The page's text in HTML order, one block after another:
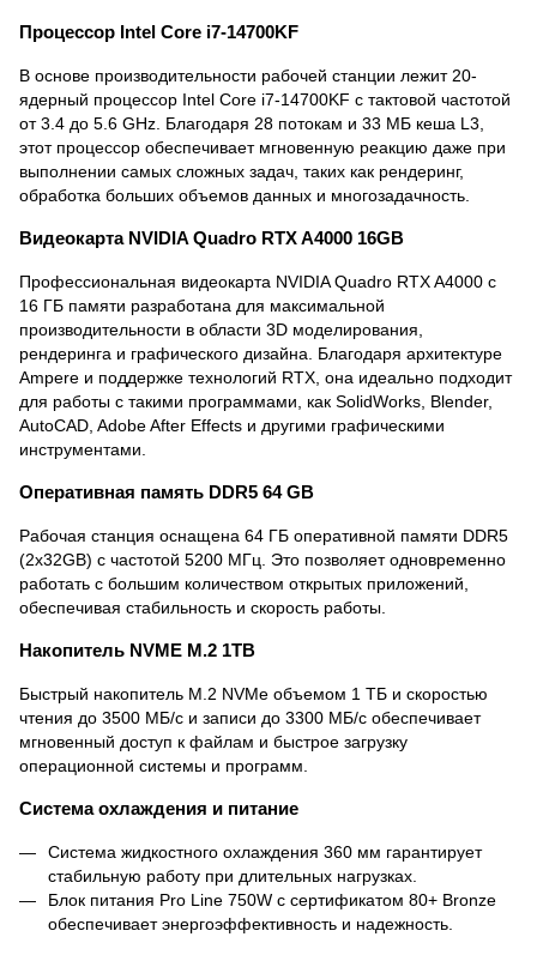
Процессор Intel Core i7-14700KF
В основе производительности рабочей станции лежит 20-
ядерный процессор Intel Core i7-14700KF с тактовой частотой
от 3.4 до 5.6 GHz. Благодаря 28 потокам и 33 МБ кеша L3,
этот процессор обеспечивает мгновенную реакцию даже при
выполнении самых сложных задач, таких как рендеринг,
обработка больших объемов данных и многозадачность.
Видеокарта NVIDIA Quadro RTX A4000 16GB
Профессиональная видеокарта NVIDIA Quadro RTX A4000 с
16 ГБ памяти разработана для максимальной
производительности в области 3D моделирования,
рендеринга и графического дизайна. Благодаря архитектуре
Ampere и поддержке технологий RTX, она идеально подходит
для работы с такими программами, как SolidWorks, Blender,
AutoCAD, Adobe After Effects и другими графическими
инструментами.
Оперативная память DDR5 64 GB
Рабочая станция оснащена 64 ГБ оперативной памяти DDR5
(2x32GB) с частотой 5200 МГц. Это позволяет одновременно
работать с большим количеством открытых приложений,
обеспечивая стабильность и скорость работы.
Накопитель NVME M.2 1TB
Быстрый накопитель M.2 NVMe объемом 1 ТБ и скоростью
чтения до 3500 МБ/с и записи до 3300 МБ/с обеспечивает
мгновенный доступ к файлам и быстрое загрузку
операционной системы и программ.
Система охлаждения и питание
Система жидкостного охлаждения 360 мм гарантирует
стабильную работу при длительных нагрузках.
Блок питания Pro Line 750W с сертификатом 80+ Bronze
обеспечивает энергоэффективность и надежность.